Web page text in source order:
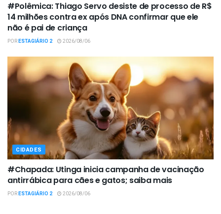
#Polêmica: Thiago Servo desiste de processo de R$
14 milhões contra ex após DNA confirmar que ele
não é pai de criança
PORESTAGIÁRIO 2 2026/08/06
CIDADES
#Chapada: Utinga inicia campanha de vacinação
antirrábica para cães e gatos; saiba mais
PORESTAGIÁRIO 2 2026/08/06